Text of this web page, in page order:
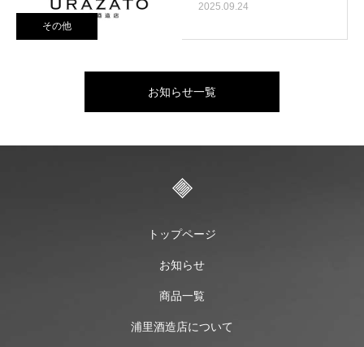
その他
2025.09.24
お知らせ一覧
トップページ
お知らせ
商品一覧
浦里酒造店について